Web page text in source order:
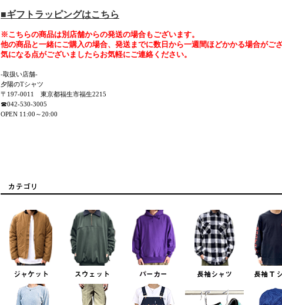
■ギフトラッピングはこちら
※こちらの商品は別店舗からの発送の場合もございます。
他の商品と一緒にご購入の場合、発送までに数日から一週間ほどかかる場合がござ
気になる点がございましたらお気軽にご連絡ください。
-取扱い店舗-
夕陽のTシャツ
〒197-0011 東京都福生市福生2215
☎042-530-3005
OPEN 11:00～20:00